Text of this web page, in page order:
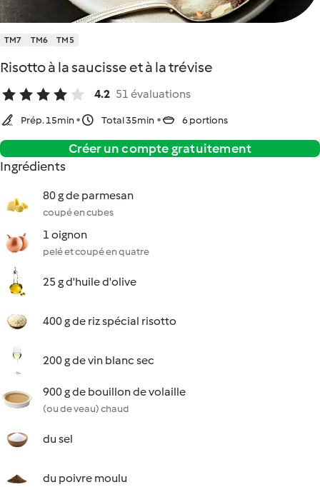
TM7 TM6 TM5
Risotto à la saucisse et à la trévise
4.2 51 évaluations
Prép. 15min Total 35min 6 portions
Créer un compte gratuitement
Ingrédients
80 g de parmesan
coupé en cubes
1 oignon
pelé et coupé en quatre
25 g d'huile d'olive
400 g de riz spécial risotto
200 g de vin blanc sec
900 g de bouillon de volaille
(ou de veau) chaud
du sel
du poivre moulu